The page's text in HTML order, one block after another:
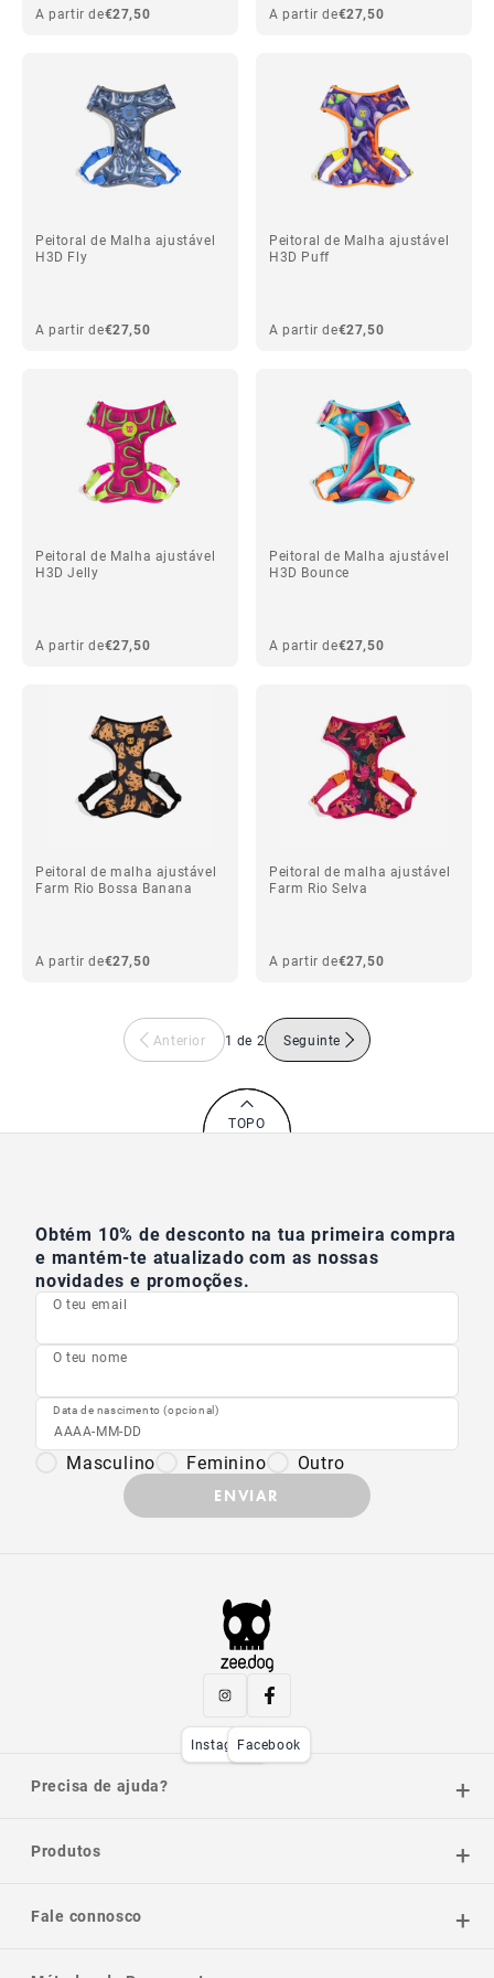
A partir de€27,50 A partir de€27,50
Peitoral de Malha ajustável
H3D Fly
A partir de€27,50
Peitoral de Malha ajustável
H3D Puff
A partir de€27,50
Peitoral de Malha ajustável
H3D Jelly
A partir de€27,50
Peitoral de Malha ajustável
H3D Bounce
A partir de€27,50
Peitoral de malha ajustável
Farm Rio Bossa Banana
A partir de€27,50
Peitoral de malha ajustável
Farm Rio Selva
A partir de€27,50
Anterior 1 de 2 Seguinte
TOPO
Obtém 10% de desconto na tua primeira compra
e mantém-te atualizado com as nossas
novidades e promoções.
O teu email
O teu nome
Data de nascimento (opcional)
Masculino Feminino Outro
ENVIAR
InstagramFacebook
Precisa de ajuda?
Produtos
Fale connosco